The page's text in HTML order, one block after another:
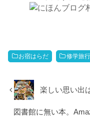
お宿はらだ 修学旅行
楽しい思い出
図書館に無い本。